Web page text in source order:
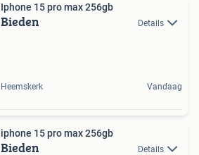
Iphone 15 pro max 256gb
Bieden Details
Heemskerk Vandaag
iphone 15 pro max 256gb
Bieden Details